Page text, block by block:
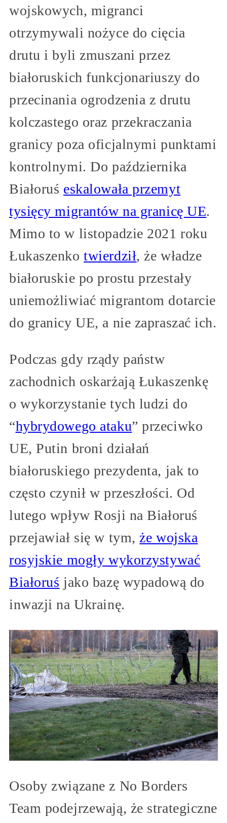
wojskowych, migranci
otrzymywali nożyce do cięcia
drutu i byli zmuszani przez
białoruskich funkcjonariuszy do
przecinania ogrodzenia z drutu
kolczastego oraz przekraczania
granicy poza oficjalnymi punktami
kontrolnymi. Do października
Białoruś eskalowała przemyt
tysięcy migrantów na granicę UE.
Mimo to w listopadzie 2021 roku
Łukaszenkotwierdził, że władze
białoruskie po prostu przestały
uniemożliwiać migrantom dotarcie
do granicy UE, a nie zapraszać ich.
Podczas gdy rządy państw
zachodnich oskarżają Łukaszenkę
o wykorzystanie tych ludzi do
“hybrydowego ataku” przeciwko
UE, Putin broni działań
białoruskiego prezydenta, jak to
często czynił w przeszłości. Od
lutego wpływ Rosji na Białoruś
przejawiał się w tym, że wojska
rosyjskie mogły wykorzystywać
Białoruś jako bazę wypadową do
inwazji na Ukrainę.
Osoby związane z No Borders
Team podejrzewają, że strategiczne